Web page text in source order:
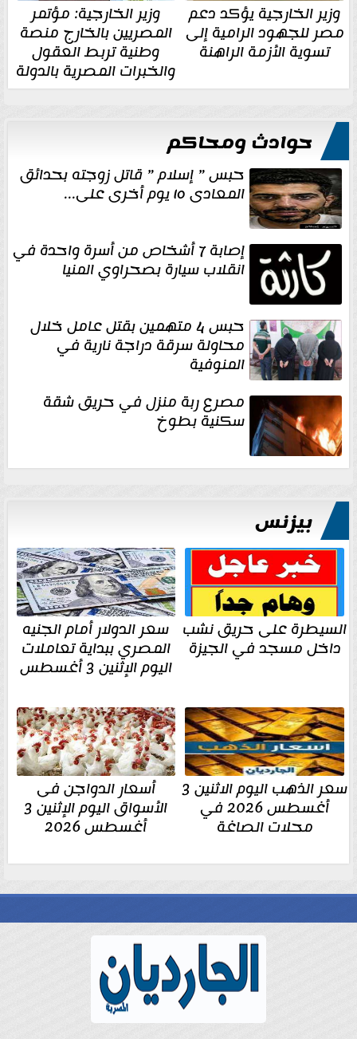
وزير الخارجية يؤكد دعم
مصر للجهود الرامية إلى
تسوية الأزمة الراهنة
وزير الخارجية: مؤتمر
المصريين بالخارج منصة
وطنية تربط العقول
والخبرات المصرية بالدولة
حوادث ومحاكم
حبس ” إسلام ” قاتل زوجته بحدائق
المعادى ١٥ يوم أخرى على...
إصابة 7 أشخاص من أسرة واحدة في
انقلاب سيارة بصحراوي المنيا
حبس 4 متهمين بقتل عامل خلال
محاولة سرقة دراجة نارية في
المنوفية
مصرع ربة منزل في حريق شقة
سكنية بطوخ
بيزنس
السيطرة على حريق نشب
داخل مسجد في الجيزة
سعر الدولار أمام الجنيه
المصري ببداية تعاملات
اليوم الإثنين 3 أغسطس
سعر الذهب اليوم الاثنين 3
أغسطس 2026 في
محلات الصاغة
أسعار الدواجن فى
الأسواق اليوم الإثنين 3
أغسطس 2026